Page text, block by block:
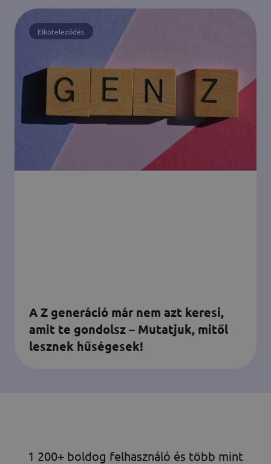
Elköteleződés
A Z generáció már nem azt keresi,
amit te gondolsz – Mutatjuk, mitől
lesznek hűségesek!
1 200+ boldog felhasználó és több mint